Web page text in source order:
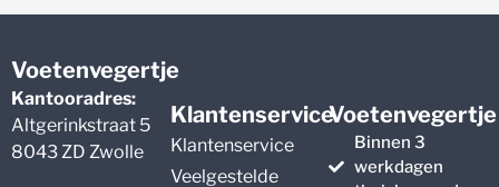
Voetenvegertje
Kantooradres:
Altgerinkstraat 5
8043 ZD Zwolle
Klantenservice
Klantenservice
Veelgestelde
Voetenvegertje
Binnen 3
werkdagen